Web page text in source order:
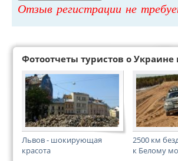
Отзыв регистрации не
Фотоотчеты туристов о Украине
Львов - шокирующая
красота
2500 км
к Белому